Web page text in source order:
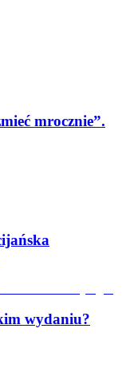
mrocznie”.
wydaniu?